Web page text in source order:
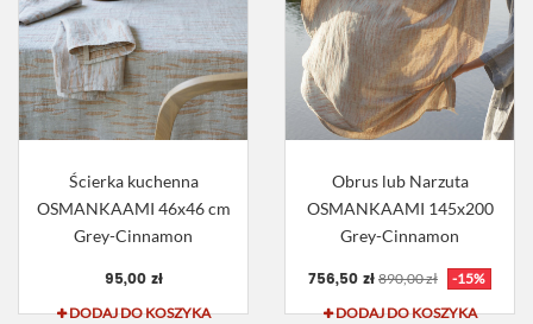
Ścierka kuchenna
OSMANKAAMI 46x46 cm
Grey-Cinnamon
95,00 zł
DODAJ DO KOSZYKA
Obrus lub Narzuta
OSMANKAAMI 145x200
Grey-Cinnamon
756,50 zł 890,00 zł
-15%
DODAJ DO KOSZYKA